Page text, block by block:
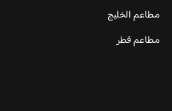
مطاعم الخليج
مطاعم قطر